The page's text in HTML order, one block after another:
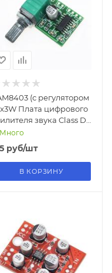
(с регулятором
Плата цифрового
звука Class D
2.5-5V (M3427)
Много
руб/шт
В КОРЗИНУ